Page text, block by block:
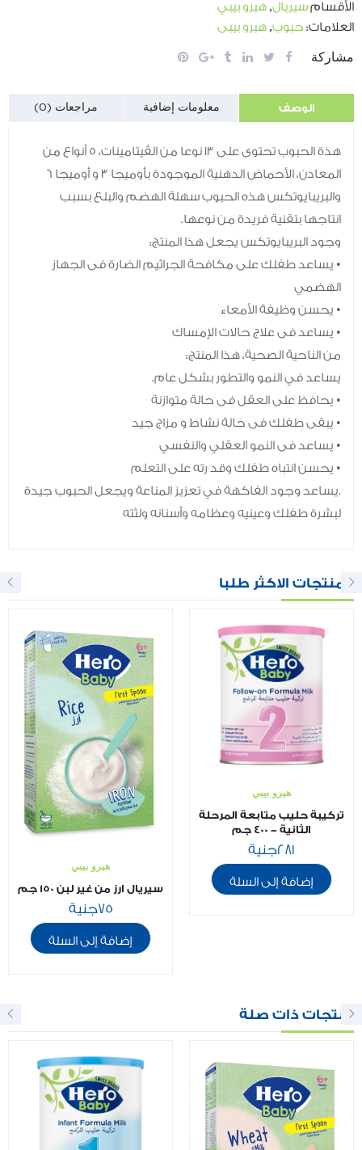
الأقسامسيريال, هيرو بيبي
العلامات:حبوب,هيرو بيبي
مشاركة
الوصف معلومات إضافية مراجعات (0)
هذة الحبوب تحتوى على 13 نوعا من الڤيتامينات، 5 أنواع من
المعادن، الأحماض الدهنية الموجودة بأوميجا 3 و أوميجا 6
والبريبايوتكس هذه الحبوب سهلة الهضم والبلع بسبب
انتاجها بتقنية فريدة من نوعها.
وجود البريبايوتكس يجعل هذا المنتج:
• يساعد طفلك على مكافحة الجراثيم الضارة فى الجهاز
الهضمي
• يحسن وظيفة الأمعاء
• يساعد فى علاج حالات الإمساك
من الناحية الصحية، هذا المنتج:
يساعد في النمو والتطور بشكل عام.
• يحافظ على العقل فى حالة متوازنة
• يبقى طفلك فى حالة نشاط و مزاج جيد
• يساعد فى النمو العقلي والنفسي
• يحسن انتباه طفلك وقد رته على التعلم
.يساعد وجود الفاكهة في تعزيز المناعة ويجعل الحبوب جيدة
لبشرة طفلك وعينيه وعظامه وأسنانه ولثته
المنتجات الاكثر طلبا
هيرو بيبي
تركيبة حليب متابعة المرحلة
الثانية - 400 جم
281جنية
إضافة إلى السلة
هيرو بيبي
سيريال ارز من غير لبن ١٥٠ جم
75جنية
إضافة إلى السلة
منتجات ذات صلة